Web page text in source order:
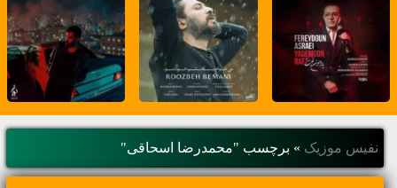
نفیس موزیک » برچسب "محمدرضا اسحاقی"